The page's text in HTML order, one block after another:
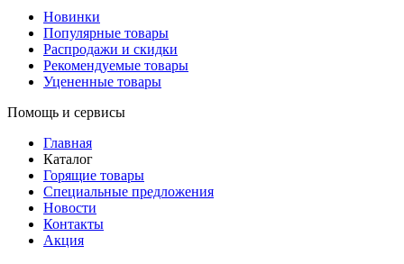
Новинки
Популярные товары
Распродажи и скидки
Рекомендуемые товары
Уцененные товары
Помощь и сервисы
Главная
Каталог
Горящие товары
Специальные предложения
Новости
Контакты
Акция